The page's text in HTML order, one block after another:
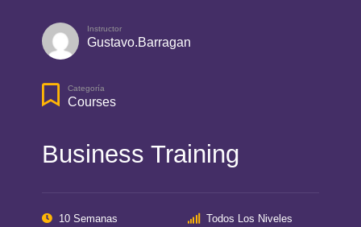
Instructor
Gustavo.barragan
Categoría
Courses
Business Training
10 Semanas Todos Los Niveles